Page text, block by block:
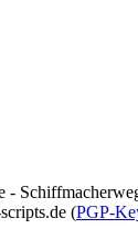
(PGP-